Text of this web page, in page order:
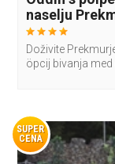
naselju
Doživite
öpcij bivanja
SUPER
CENA